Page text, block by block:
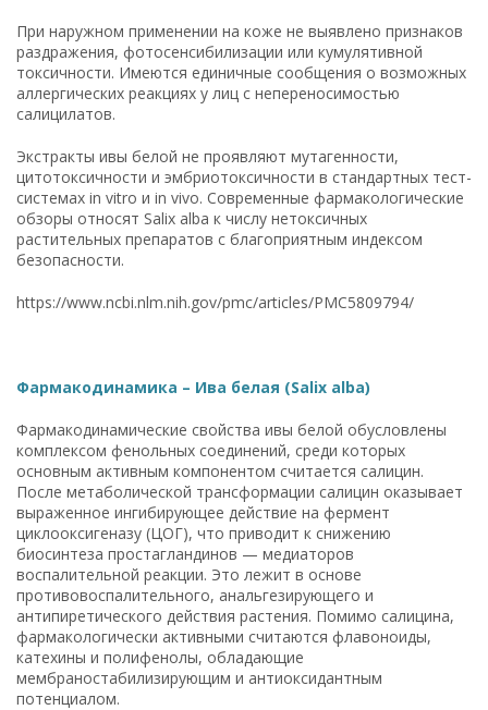
При наружном применении на коже не выявлено признаков
раздражения, фотосенсибилизации или кумулятивной
токсичности. Имеются единичные сообщения о возможных
аллергических реакциях у лиц с непереносимостью
салицилатов.
Экстракты ивы белой не проявляют мутагенности,
цитотоксичности и эмбриотоксичности в стандартных тест-
системах in vitro и in vivo. Современные фармакологические
обзоры относят Salix alba к числу нетоксичных
растительных препаратов с благоприятным индексом
безопасности.
https://www.ncbi.nlm.nih.gov/pmc/articles/PMC5809794/
Фармакодинамика – Ива белая (Salix alba)
Фармакодинамические свойства ивы белой обусловлены
комплексом фенольных соединений, среди которых
основным активным компонентом считается салицин.
После метаболической трансформации салицин оказывает
выраженное ингибирующее действие на фермент
циклооксигеназу (ЦОГ), что приводит к снижению
биосинтеза простагландинов — медиаторов
воспалительной реакции. Это лежит в основе
противовоспалительного, анальгезирующего и
антипиретического действия растения. Помимо салицина,
фармакологически активными считаются флавоноиды,
катехины и полифенолы, обладающие
мембраностабилизирующим и антиоксидантным
потенциалом.